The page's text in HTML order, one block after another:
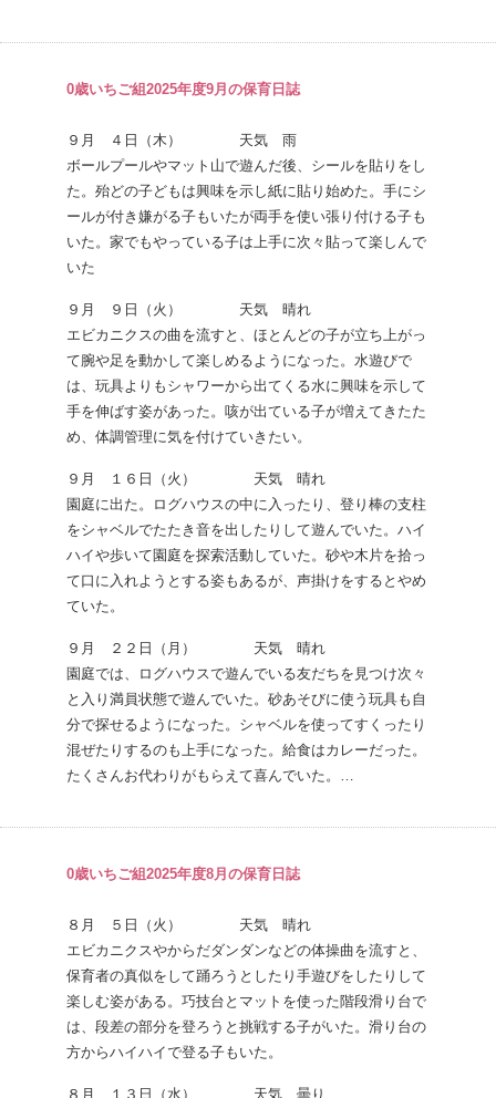
0歳いちご組2025年度9月の保育日誌
９月 ４日（木） 天気 雨
ボールプールやマット山で遊んだ後、シールを貼りをし
た。殆どの子どもは興味を示し紙に貼り始めた。手にシ
ールが付き嫌がる子もいたが両手を使い張り付ける子も
いた。家でもやっている子は上手に次々貼って楽しんで
いた
９月 ９日（火） 天気 晴れ
エビカニクスの曲を流すと、ほとんどの子が立ち上がっ
て腕や足を動かして楽しめるようになった。水遊びで
は、玩具よりもシャワーから出てくる水に興味を示して
手を伸ばす姿があった。咳が出ている子が増えてきたた
め、体調管理に気を付けていきたい。
９月 １６日（火） 天気 晴れ
園庭に出た。ログハウスの中に入ったり、登り棒の支柱
をシャベルでたたき音を出したりして遊んでいた。ハイ
ハイや歩いて園庭を探索活動していた。砂や木片を拾っ
て口に入れようとする姿もあるが、声掛けをするとやめ
ていた。
９月 ２２日（月） 天気 晴れ
園庭では、ログハウスで遊んでいる友だちを見つけ次々
と入り満員状態で遊んでいた。砂あそびに使う玩具も自
分で探せるようになった。シャベルを使ってすくったり
混ぜたりするのも上手になった。給食はカレーだった。
たくさんお代わりがもらえて喜んでいた。…
0歳いちご組2025年度8月の保育日誌
８月 ５日（火） 天気 晴れ
エビカニクスやからだダンダンなどの体操曲を流すと、
保育者の真似をして踊ろうとしたり手遊びをしたりして
楽しむ姿がある。巧技台とマットを使った階段滑り台で
は、段差の部分を登ろうと挑戦する子がいた。滑り台の
方からハイハイで登る子もいた。
８月 １３日（水） 天気 曇り